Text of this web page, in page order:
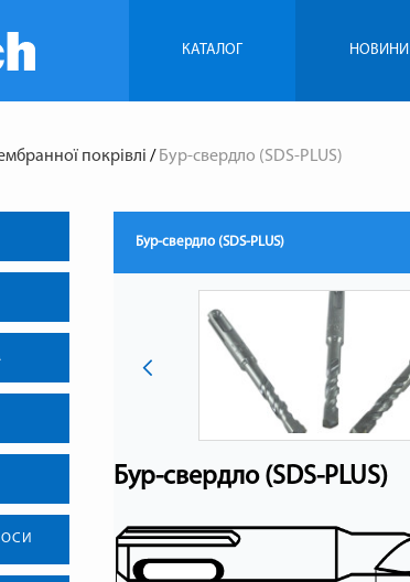
КАТАЛОГ НОВИНИ
покрівлі / Бур-свердло (SDS-PLUS)
Бур-свердло (SDS-PLUS)
Бур-свердло (SDS-PLUS)